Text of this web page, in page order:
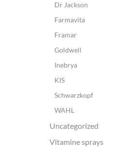
Dr Jackson
Farmavita
Framar
Goldwell
Inebrya
KIS
Schwarzkopf
WAHL
Uncategorized
Vitamine sprays